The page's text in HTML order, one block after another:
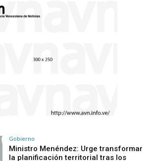
Gobierno
Ministro Menéndez: Urge transformar
la planificación territorial tras los